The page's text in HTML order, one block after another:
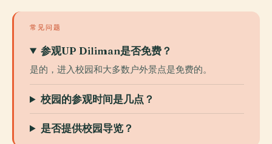
常见问题
参观UP Diliman是否免费？
是的，进入校园和大多数户外景点是免费的。
校园的参观时间是几点？
是否提供校园导览？